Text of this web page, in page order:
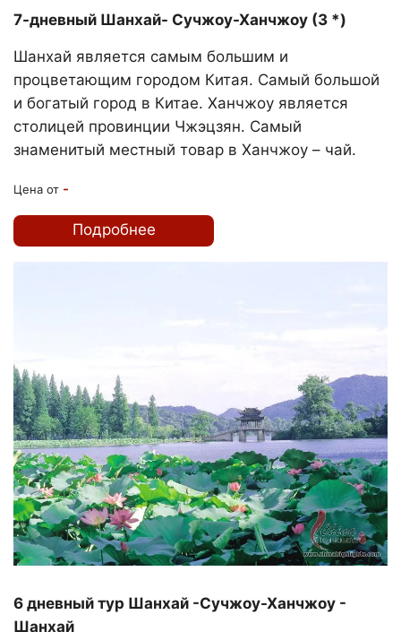
7-дневный Шанхай- Сучжоу-Ханчжоу (3 *)
Шанхай является самым большим и
процветающим городом Китая. Самый большой
и богатый город в Китае. Ханчжоу является
столицей провинции Чжэцзян. Самый
знаменитый местный товар в Ханчжоу – чай.
Цена от -
Подробнее
6 дневный тур Шанхай -Сучжоу-Ханчжоу -
Шанхай